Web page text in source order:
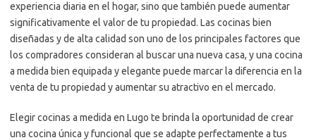
experiencia diaria en el hogar, sino que también puede aumentar
significativamente el valor de tu propiedad. Las cocinas bien
diseñadas y de alta calidad son uno de los principales factores que
los compradores consideran al buscar una nueva casa, y una cocina
a medida bien equipada y elegante puede marcar la diferencia en la
venta de tu propiedad y aumentar su atractivo en el mercado.
Elegir cocinas a medida en Lugo te brinda la oportunidad de crear
una cocina única y funcional que se adapte perfectamente a tus